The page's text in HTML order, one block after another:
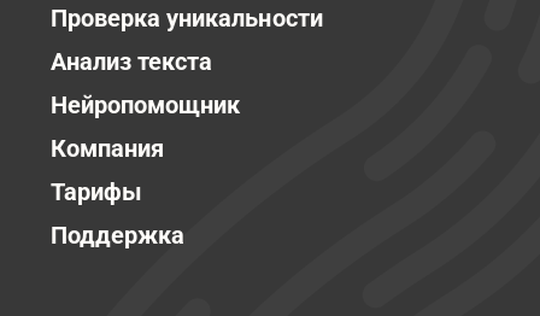
Проверка уникальности
Анализ текста
Нейропомощник
Компания
Тарифы
Поддержка